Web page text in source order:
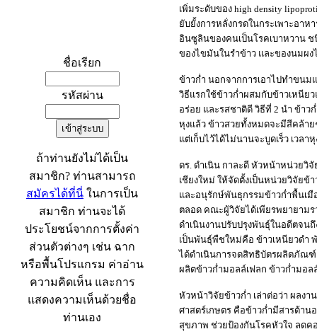
ชื่อเรียก
รหัสผ่าน
ถ้าท่านยังไม่ได้เป็น
สมาชิก? ท่านสามารถ
สมัครได้ที่นี่ ในการเป็น
สมาชิก ท่านจะได้
ประโยชน์จากการตั้งค่า
ส่วนตัวต่างๆ เช่น ฉาก
หรือพื้นโปรแกรม ค่าอ่าน
ความคิดเห็น และการ
แสดงความเห็นด้วยชื่อ
ท่านเอง
เพิ่มระดับของ high density
ยับยั้งการหลั่งกรดในกระเพาะอาห
อินซูลินของคนเป็นโรคเบาหวาน ช
ของไขมันในรำข้าว และของนมผ
ข้าวก่ำ นอกจากการเอาไปทำขนม
วิธีแรกใช้ข้าวก่ำผสมกับข้าวเหนีย
อร่อย และรสชาติดี วิธีที่ 2 นำ ข้าว
หุงแล้ว ข้าวสวยทั้งหมดจะมีสีคล้า
แต่เก็บไว้ได้ไม่นานจะบูดเร็ว เวล
ดร. ดำเนิน กาละดี หัวหน้าหน่วยวิ
เชียงใหม่ ให้จัดตั้งเป็นหน่วยวิจัยข้
และอนุรักษ์พันธุกรรมข้าวก่ำพื้นเมื
ตลอด คณะผู้วิจัยได้เพียรพยายาม
ดำเนินงานปรับปรุงพันธุ์ในอดีตจน
เป็นพันธุ์พืชใหม่คือ ข้าวเหนียวดำ
ได้ดำเนินการจดสิทธิบัตรผลิตภัณ
ผลิตข้าวก่ำมอลล์เฟลก ข้าวก่ำมอ
หัวหน้าวิจัยข้าวก่ำ เล่าต่อว่า ผลง
ศาสตร์เกษตร คือข้าวก่ำมีสารต้า
สุขภาพ ช่วยป้องกันโรคหัวใจ ลดคอ